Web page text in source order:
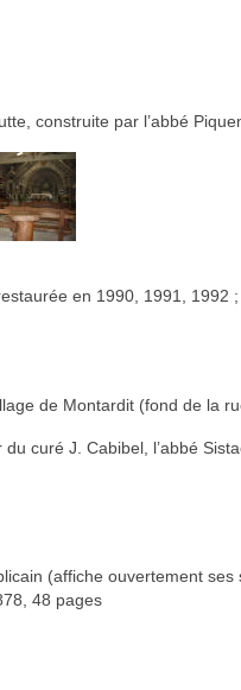
construite par l’abbé
en 1990, 1991,
de Montardit (fond de la
curé J. Cabibel, l’abbé
(affiche ouvertement
48 pages